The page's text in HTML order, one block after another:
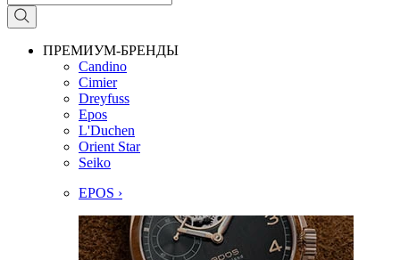
ПРЕМИУМ-БРЕНДЫ
Candino
Cimier
Dreyfuss
Epos
L'Duchen
Orient Star
Seiko
EPOS ›